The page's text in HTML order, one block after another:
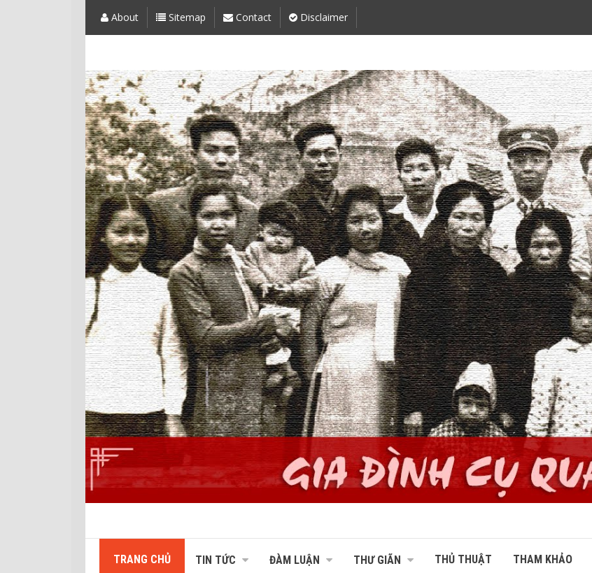
About Sitemap Contact Disclaimer
TRANG CHỦ TIN TỨC ĐÀM LUẬN THƯ GIÃN THỦ THUẬT THAM KHẢO